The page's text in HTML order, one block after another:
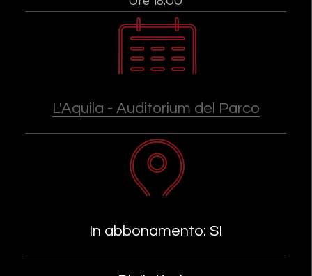
L'Aquila - Auditorium del Parco
In abbonamento: SI